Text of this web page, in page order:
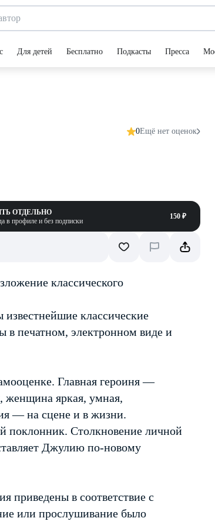
Для детей Бесплатно Подкасты Пресса
0Ещё нет оценок
ОТДЕЛЬНО
в профиле и без подписки
150 ₽
классического
известнейшие классические
в печатном, электронном виде и
Главная героиня —
женщина яркая, умная,
— на сцене и в жизни.
поклонник. Столкновение личной
Джулию по-новому
приведены в соответствие с
или прослушивание было